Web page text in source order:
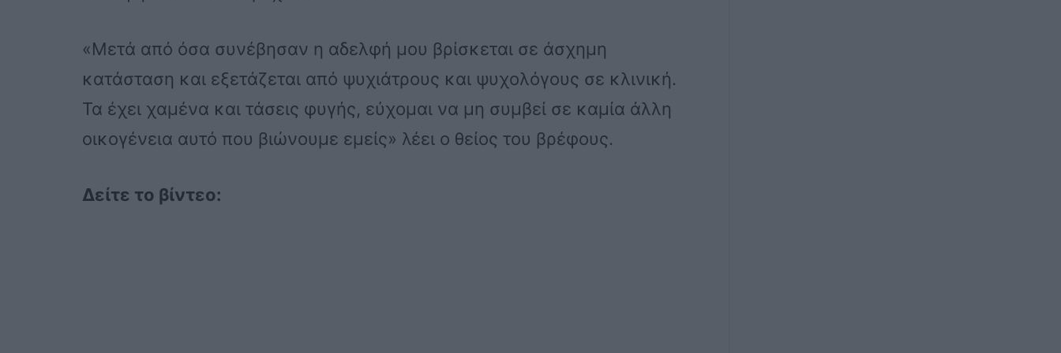
«Μετά από όσα συνέβησαν η αδελφή μου βρίσκεται σε άσχημη
κατάσταση και εξετάζεται από ψυχιάτρους και ψυχολόγους σε κλινική.
Τα έχει χαμένα και τάσεις φυγής, εύχομαι να μη συμβεί σε καμία άλλη
οικογένεια αυτό που βιώνουμε εμείς» λέει ο θείος του βρέφους.
Δείτε το βίντεο: